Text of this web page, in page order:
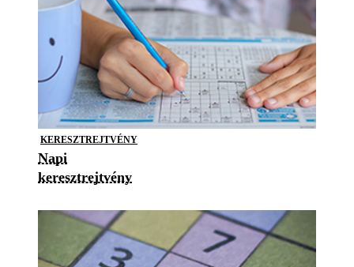
KERESZTREJTVÉNY
Napi
keresztrejtvény